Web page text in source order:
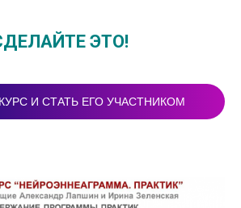
ЭТО!
И СТАТЬ ЕГО УЧАСТНИКОМ